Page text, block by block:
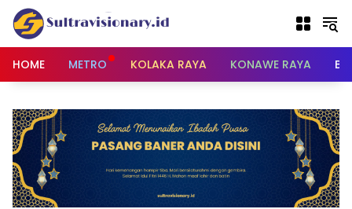
Langsung
konten
HOME
METRO KOLAKA RAYA KONAWE RAYA